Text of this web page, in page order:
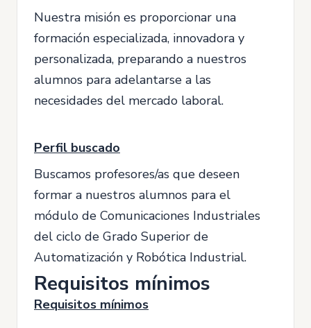
Nuestra misión es proporcionar una
formación especializada, innovadora y
personalizada, preparando a nuestros
alumnos para adelantarse a las
necesidades del mercado laboral.
Perfil buscado
Buscamos profesores/as que deseen
formar a nuestros alumnos para el
módulo de Comunicaciones Industriales
del ciclo de Grado Superior de
Automatización y Robótica Industrial.
Requisitos mínimos
Requisitos mínimos